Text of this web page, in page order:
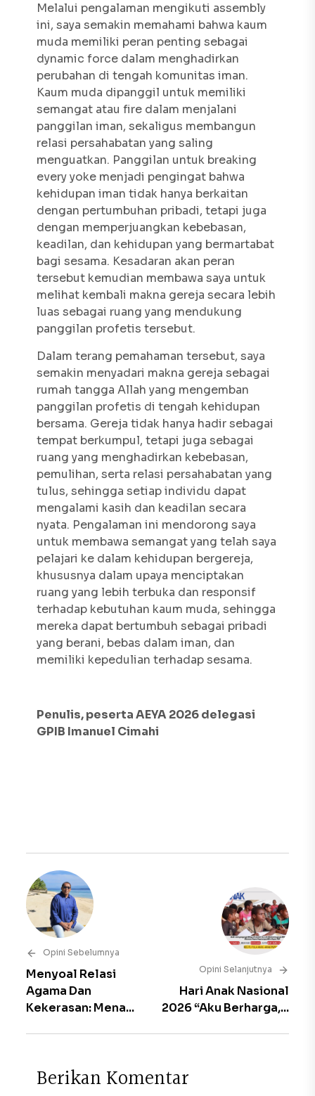
Melalui pengalaman mengikuti assembly
ini, saya semakin memahami bahwa kaum
muda memiliki peran penting sebagai
dynamic force dalam menghadirkan
perubahan di tengah komunitas iman.
Kaum muda dipanggil untuk memiliki
semangat ataufire dalam menjalani
panggilan iman, sekaligus membangun
relasi persahabatan yang saling
menguatkan. Panggilan untuk breaking
every yoke menjadi pengingat bahwa
kehidupan iman tidak hanya berkaitan
dengan pertumbuhan pribadi, tetapi juga
dengan memperjuangkan kebebasan,
keadilan, dan kehidupan yang bermartabat
bagi sesama. Kesadaran akan peran
tersebut kemudian membawa saya untuk
melihat kembali makna gereja secara lebih
luas sebagai ruang yang mendukung
panggilan profetis tersebut.
Dalam terang pemahaman tersebut, saya
semakin menyadari makna gereja sebagai
rumah tangga Allah yang mengemban
panggilan profetis di tengah kehidupan
bersama. Gereja tidak hanya hadir sebagai
tempat berkumpul, tetapi juga sebagai
ruang yang menghadirkan kebebasan,
pemulihan, serta relasi persahabatan yang
tulus, sehingga setiap individu dapat
mengalami kasih dan keadilan secara
nyata. Pengalaman ini mendorong saya
untuk membawa semangat yang telah saya
pelajari ke dalam kehidupan bergereja,
khususnya dalam upaya menciptakan
ruang yang lebih terbuka dan responsif
terhadap kebutuhan kaum muda, sehingga
mereka dapat bertumbuh sebagai pribadi
yang berani, bebas dalam iman, dan
memiliki kepedulian terhadap sesama.
Penulis, peserta AEYA 2026 delegasi
GPIB Imanuel Cimahi
Opini Sebelumnya
Menyoal Relasi
Agama Dan
Kekerasan: Mena...
Opini Selanjutnya
Hari Anak Nasional
2026 “Aku Berharga,...
Berikan Komentar